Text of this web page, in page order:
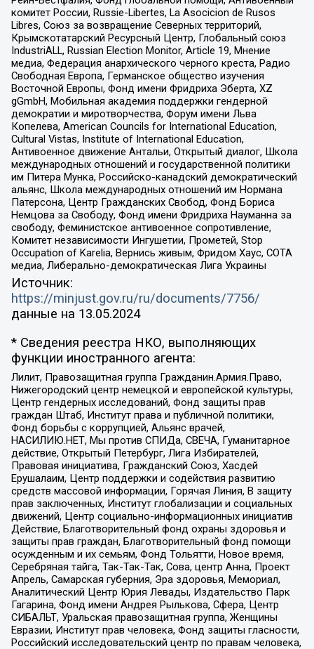
комитет России, Russie-Libertes, La Asocicion de Rusos
Libres, Союз за возвращение Северных территорий,
Крымскотатарский Ресурсный Центр, Глобальный союз
IndustriALL, Russian Election Monitor, Article 19, Мнение
медиа, Федерация анархического черного креста, Радио
Свободная Европа, Германское общество изучения
Восточной Европы, Фонд имени Фридриха Эберта, XZ
gGmbH, Мобильная академия поддержки гендерной
демократии и миротворчества, Форум имени Льва
Копелева, American Councils for International Education,
Cultural Vistas, Institute of International Education,
Антивоенное движение Антальи, Открытый диалог, Школа
международных отношений и государственной политики
им Питера Мунка, Российско-канадский демократический
альянс, Школа международных отношений им Нормана
Патерсона, Центр Гражданских Свобод, Фонд Бориса
Немцова за Свободу, Фонд имени Фридриха Науманна за
свободу, Феминистское антивоенное сопротивление,
Комитет независимости Ингушетии, Прометей, Stop
Occupation of Karelia, Вернись живым, Фридом Хаус, СОТА
медиа, Либерально-демократическая Лига Украины
Источник:
https://minjust.gov.ru/ru/documents/7756/
данные на 13.05.2024
* Сведения реестра НКО, выполняющих
функции иностранного агента:
Лилит, Правозащитная группа Гражданин.Армия.Право,
Нижегородский центр немецкой и европейской культуры,
Центр гендерных исследований, Фонд защиты прав
граждан Штаб, Институт права и публичной политики,
Фонд борьбы с коррупцией, Альянс врачей,
НАСИЛИЮ.НЕТ, Мы против СПИДа, СВЕЧА, Гуманитарное
действие, Открытый Петербург, Лига Избирателей,
Правовая инициатива, Гражданский Союз, Хасдей
Ерушалаим, Центр поддержки и содействия развитию
средств массовой информации, Горячая Линия, В защиту
прав заключенных, Институт глобализации и социальных
движений, Центр социально-информационных инициатив
Действие, Благотворительный фонд охраны здоровья и
защиты прав граждан, Благотворительный фонд помощи
осужденным и их семьям, Фонд Тольятти, Новое время,
Серебряная тайга, Так-Так-Так, Сова, центр Анна, Проект
Апрель, Самарская губерния, Эра здоровья, Мемориал,
Аналитический Центр Юрия Левады, Издательство Парк
Гагарина, Фонд имени Андрея Рылькова, Сфера, Центр
СИБАЛЬТ, Уральская правозащитная группа, Женщины
Евразии, Институт прав человека, Фонд защиты гласности,
Российский исследовательский центр по правам человека,